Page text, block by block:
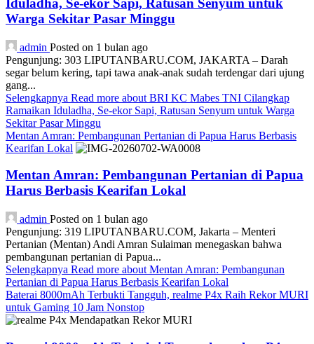
Iduladha, Se-ekor Sapi, Ratusan Senyum untuk
Warga Sekitar Pasar Minggu
admin Posted on 1 bulan ago
Pengunjung: 303 LIPUTANBARU.COM, JAKARTA – Darah
segar belum kering, tapi tawa anak-anak sudah terdengar dari ujung
gang...
Selengkapnya Read more about BRI KC Mabes TNI Cilangkap
Ramaikan Iduladha, Se-ekor Sapi, Ratusan Senyum untuk Warga
Sekitar Pasar Minggu
Mentan Amran: Pembangunan Pertanian di Papua Harus Berbasis
Kearifan Lokal
Mentan Amran: Pembangunan Pertanian di Papua
Harus Berbasis Kearifan Lokal
admin Posted on 1 bulan ago
Pengunjung: 319 LIPUTANBARU.COM, Jakarta – Menteri
Pertanian (Mentan) Andi Amran Sulaiman menegaskan bahwa
pembangunan pertanian di Papua...
Selengkapnya Read more about Mentan Amran: Pembangunan
Pertanian di Papua Harus Berbasis Kearifan Lokal
Baterai 8000mAh Terbukti Tangguh, realme P4x Raih Rekor MURI
untuk Gaming 10 Jam Nonstop